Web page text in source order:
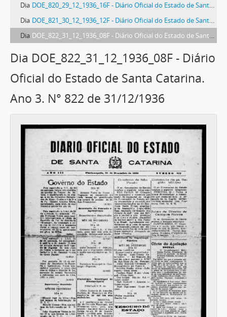
Dia DOE_820_29_12_1936_16F - Diário Oficial do Estado de Santa Catarina. Ano 3. N° 820 de 29/12/1936
Dia DOE_821_30_12_1936_12F - Diário Oficial do Estado de Santa Catarina. Ano 3. N° 821 de 30/12/1936
Dia DOE_822_31_12_1936_08F - Diário Oficial do Estado de Santa Catarina. Ano 3. N° 822 de 31/12/1936
Dia DOE_822_31_12_1936_08F - Diário
Oficial do Estado de Santa Catarina.
Ano 3. N° 822 de 31/12/1936